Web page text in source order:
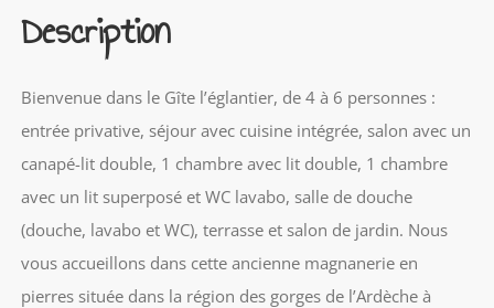
Description
Bienvenue dans le Gîte l’églantier, de 4 à 6 personnes :
entrée privative, séjour avec cuisine intégrée, salon avec un
canapé-lit double, 1 chambre avec lit double, 1 chambre
avec un lit superposé et WC lavabo, salle de douche
(douche, lavabo et WC), terrasse et salon de jardin. Nous
vous accueillons dans cette ancienne magnanerie en
pierres située dans la région des gorges de l’Ardèche à